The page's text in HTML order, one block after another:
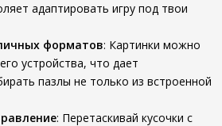
адаптировать игру под твои
форматов: Картинки можно
устройства, что дает
пазлы не только из встроенной
: Перетаскивай кусочки с